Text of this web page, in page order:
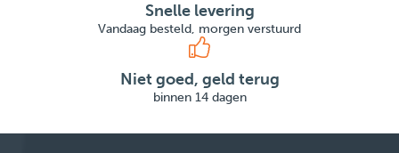
Snelle levering
Vandaag besteld, morgen verstuurd
Niet goed, geld terug
binnen 14 dagen